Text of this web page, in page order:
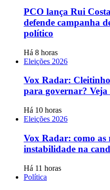
PCO lança Rui
defende campanha
político
Há 8 horas
Eleições 2026
Vox Radar:
para governar? Veja
Há 10 horas
Eleições 2026
Vox Radar: como as
instabilidade na
Há 11 horas
Política